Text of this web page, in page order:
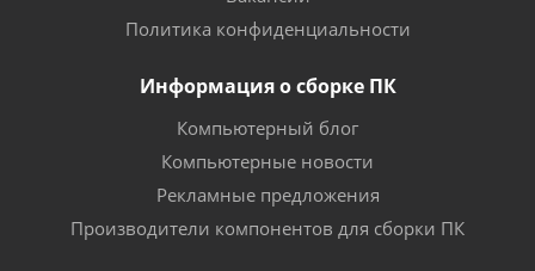
Политика конфиденциальности
Информация о сборке ПК
Компьютерный блог
Компьютерные новости
Рекламные предложения
Производители компонентов для сборки ПК